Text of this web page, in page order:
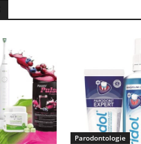
Parodontologie